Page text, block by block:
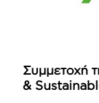
Συμμετοχή
&